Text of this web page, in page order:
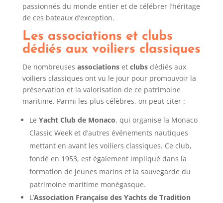
passionnés du monde entier et de célébrer l’héritage
de ces bateaux d’exception.
Les associations et clubs
dédiés aux voiliers classiques
De nombreuses associationset clubsdédiés aux
voiliers classiques ont vu le jour pour promouvoir la
préservation et la valorisation de ce patrimoine
maritime. Parmi les plus célèbres, on peut citer :
Le Yacht Club de Monaco, qui organise la Monaco
Classic Week et d’autres événements nautiques
mettant en avant les voiliers classiques. Ce club,
fondé en 1953, est également impliqué dans la
formation de jeunes marins et la sauvegarde du
patrimoine maritime monégasque.
L’Association Française des Yachts de Tradition